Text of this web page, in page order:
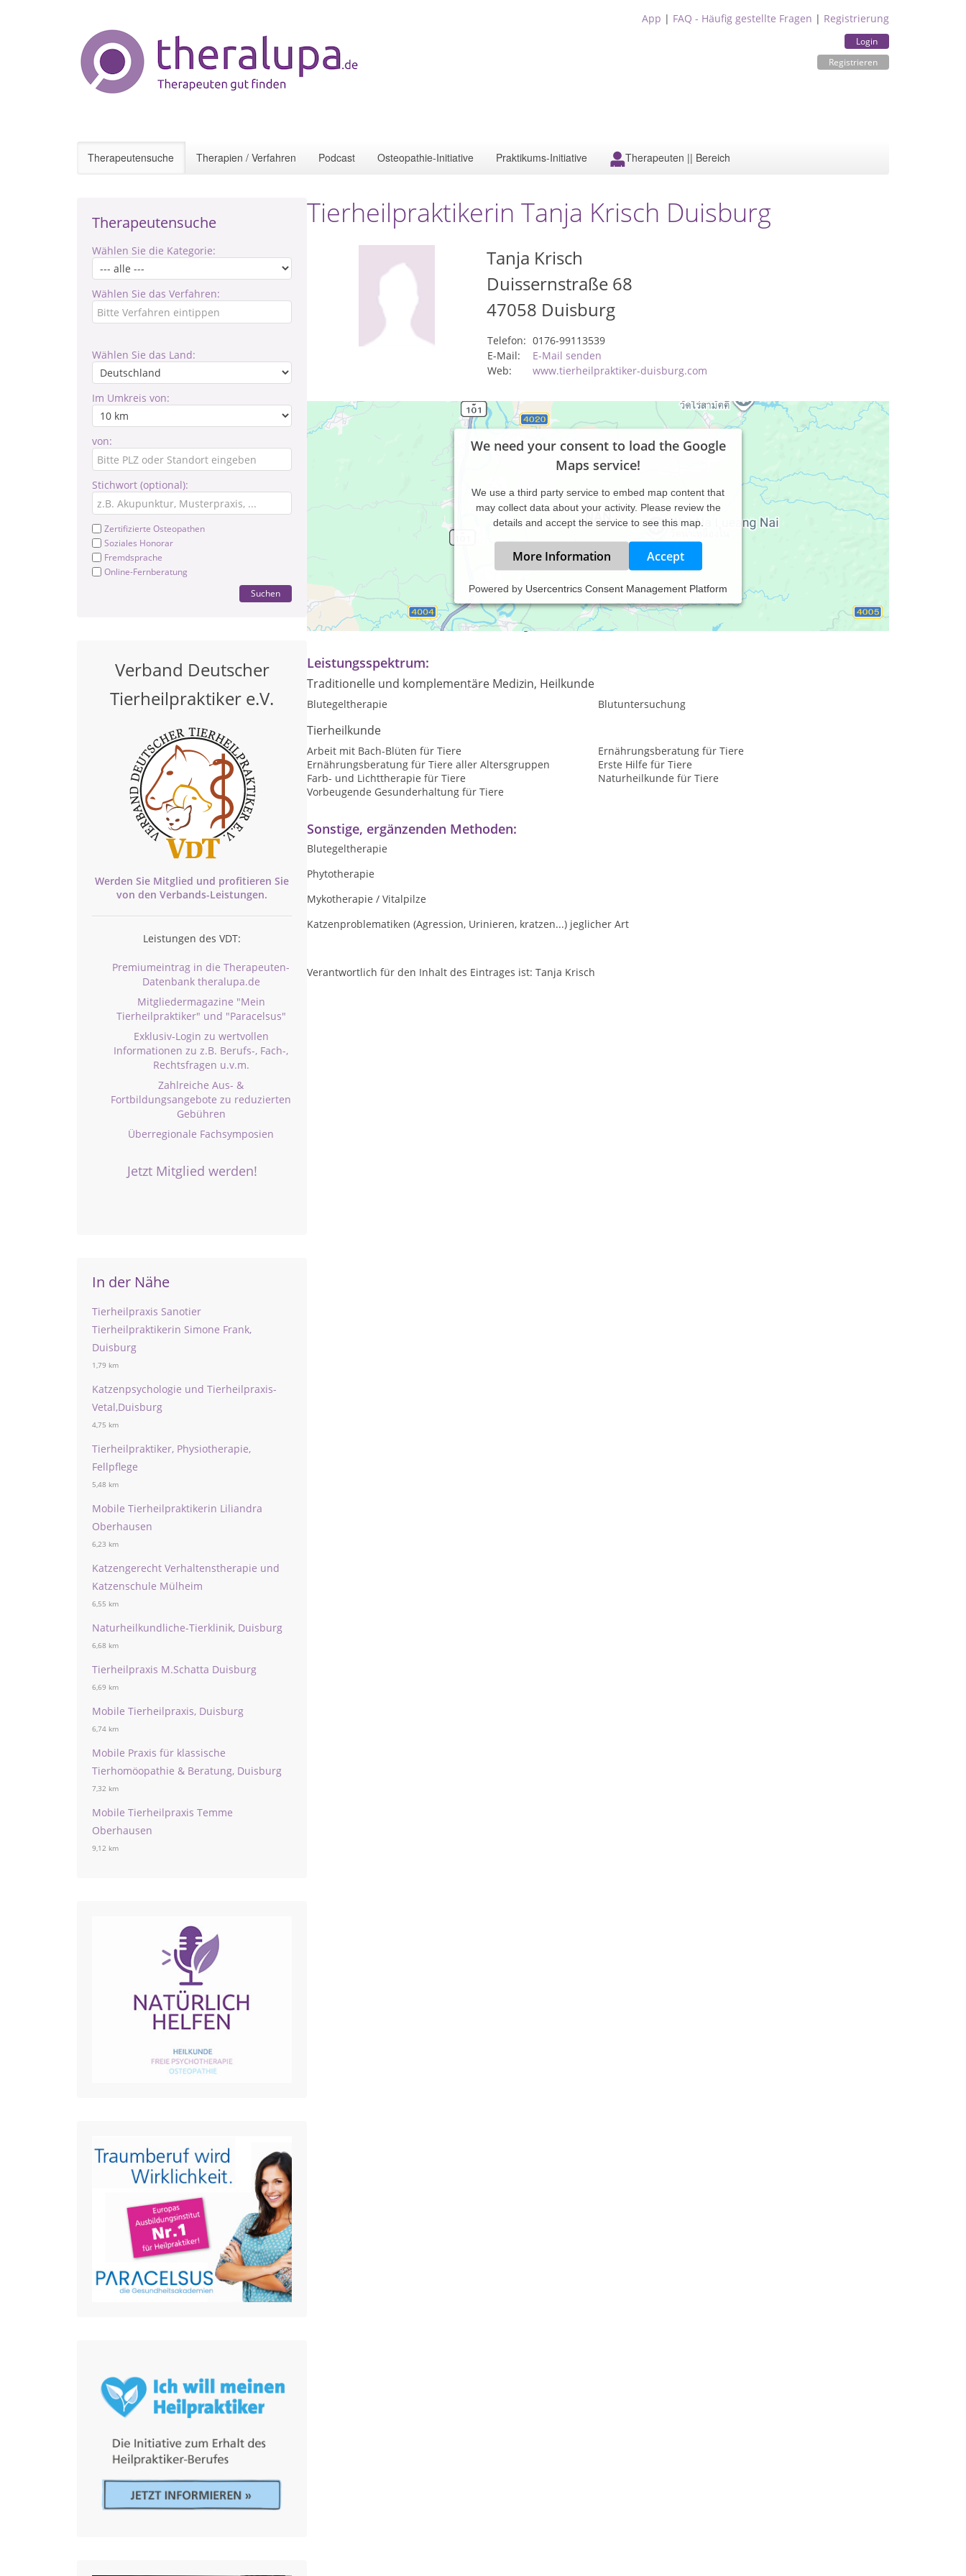
App | FAQ - Häufig gestellte Fragen | Registrierung
Login
Registrieren
Therapeutensuche Therapien / Verfahren Podcast Osteopathie-Initiative Praktikums-Initiative Therapeuten || Bereich
Therapeutensuche
Wählen Sie die Kategorie:
Wählen Sie das Verfahren:
Wählen Sie das Land:
Im Umkreis von:
von:
Stichwort (optional):
Zertifizierte Osteopathen
Soziales Honorar
Fremdsprache
Online-Fernberatung
Suchen
Verband Deutscher
Tierheilpraktiker e.V.
Werden Sie Mitglied und profitieren Sie
von den Verbands-Leistungen.
Leistungen des VDT:
Premiumeintrag in die Therapeuten-
Datenbank theralupa.de
Mitgliedermagazine "Mein
Tierheilpraktiker" und "Paracelsus"
Exklusiv-Login zu wertvollen
Informationen zu z.B. Berufs-, Fach-,
Rechtsfragen u.v.m.
Zahlreiche Aus- &
Fortbildungsangebote zu reduzierten
Gebühren
Überregionale Fachsymposien
Jetzt Mitglied werden!
In der Nähe
Tierheilpraxis Sanotier
Tierheilpraktikerin Simone Frank,
Duisburg
1,79 km
Katzenpsychologie und Tierheilpraxis-
Vetal,Duisburg
4,75 km
Tierheilpraktiker, Physiotherapie,
Fellpflege
5,48 km
Mobile Tierheilpraktikerin Liliandra
Oberhausen
6,23 km
Katzengerecht Verhaltenstherapie und
Katzenschule Mülheim
6,55 km
Naturheilkundliche-Tierklinik, Duisburg
6,68 km
Tierheilpraxis M.Schatta Duisburg
6,69 km
Mobile Tierheilpraxis, Duisburg
6,74 km
Mobile Praxis für klassische
Tierhomöopathie & Beratung, Duisburg
7,32 km
Mobile Tierheilpraxis Temme
Oberhausen
9,12 km
Tierheilpraktikerin Tanja Krisch Duisburg
Tanja Krisch
Duissernstraße 68
47058 Duisburg
Telefon: 0176-99113539
E-Mail:
E-Mail senden
Web:
www.tierheilpraktiker-duisburg.com
We need your consent to load the Google
Maps service!
We use a third party service to embed map content that
may collect data about your activity. Please review the
details and accept the service to see this map.
More Information Accept
Powered by Usercentrics Consent Management Platform
Praxiszeiten:
Termine nur nach telefonischer Vereinbarung
Leistungsspektrum:
Traditionelle und komplementäre Medizin, Heilkunde
Blutegeltherapie Blutuntersuchung
Tierheilkunde
Arbeit mit Bach-Blüten für Tiere
Ernährungsberatung für Tiere
Ernährungsberatung für Tiere aller Altersgruppen
Erste Hilfe für Tiere
Farb- und Lichttherapie für Tiere
Naturheilkunde für Tiere
Vorbeugende Gesunderhaltung für Tiere
Sonstige, ergänzenden Methoden:
Blutegeltherapie
Phytotherapie
Mykotherapie / Vitalpilze
Katzenproblematiken (Agression, Urinieren, kratzen...) jeglicher Art
Verantwortlich für den Inhalt des Eintrages ist: Tanja Krisch